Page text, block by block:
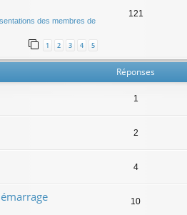
des membres de
1 2 3 4 5
121
Réponses
1
2
4
10